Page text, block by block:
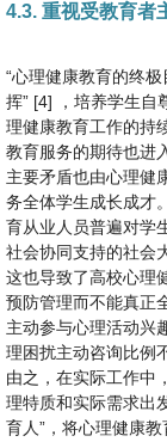
4.3. 重视受教育者
“心理健康教育的终
挥” [4] ，培养学生自
理健康教育工作的持
教育服务的期待也进
主要矛盾也由心理健
务全体学生成长成才
育从业人员普遍对学
社会协同支持的社会
这也导致了高校心理
预防管理而不能真正
主动参与心理活动兴
理困扰主动咨询比例
由之，在实际工作中
理特质和实际需求出
育人”，将心理健康